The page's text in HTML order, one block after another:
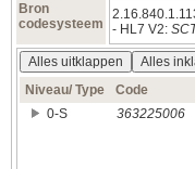
Bron
codesysteem
- HL7 V2:
Alles uitklappen
Alles
Niveau/ Type
Code
0‑S
363225006